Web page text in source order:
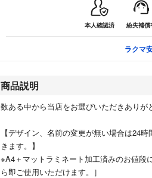
本人確認済 紛失補償
ラクマ
商品説明
数ある中から当店をお選びいただきありが
【デザイン、名前の変更が無い場合は24
きます。】
※A4＋マットラミネート加工済みのお値段
ら即ご使用いただけます。］